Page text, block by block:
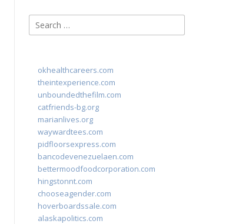
Search
for:
okhealthcareers.com
theintexperience.com
unboundedthefilm.com
catfriends-bg.org
marianlives.org
waywardtees.com
pidfloorsexpress.com
bancodevenezuelaen.com
bettermoodfoodcorporation.com
hingstonnt.com
chooseagender.com
hoverboardssale.com
alaskapolitics.com